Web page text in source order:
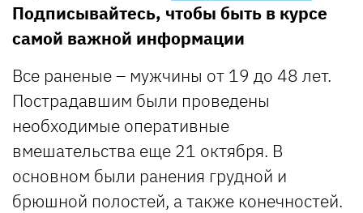
Подписывайтесь, чтобы быть в курсе
самой важной информации
Все раненые – мужчины от 19 до 48 лет.
Пострадавшим были проведены
необходимые оперативные
вмешательства еще 21 октября. В
основном были ранения грудной и
брюшной полостей, а также конечностей.